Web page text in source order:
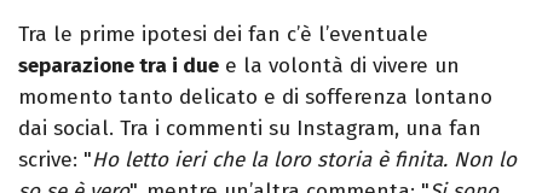
Tra le prime ipotesi dei fan c’è l’eventuale
separazione tra i due e la volontà di vivere un
momento tanto delicato e di sofferenza lontano
dai social. Tra i commenti su Instagram, una fan
scrive: "Ho letto ieri che la loro storia è finita. Non lo